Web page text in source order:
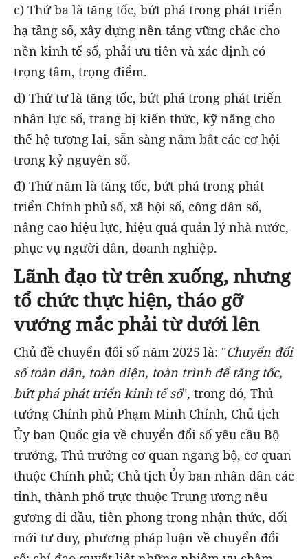
c) Thứ ba là tăng tốc, bứt phá trong phát triển
hạ tầng số, xây dựng nền tảng vững chắc cho
nền kinh tế số, phải ưu tiên và xác định có
trọng tâm, trọng điểm.
d) Thứ tư là tăng tốc, bứt phá trong phát triển
nhân lực số, trang bị kiến thức, kỹ năng cho
thế hệ tương lai, sẵn sàng nắm bắt các cơ hội
trong kỷ nguyên số.
đ) Thứ năm là tăng tốc, bứt phá trong phát
triển Chính phủ số, xã hội số, công dân số,
nâng cao hiệu lực, hiệu quả quản lý nhà nước,
phục vụ người dân, doanh nghiệp.
Lãnh đạo từ trên xuống, nhưng
tổ chức thực hiện, tháo gỡ
vướng mắc phải từ dưới lên
Chủ đề chuyển đổi số năm 2025 là: "Chuyển đổi
số toàn dân, toàn diện, toàn trình để tăng tốc,
bứt phá phát triển kinh tế số", trong đó, Thủ
tướng Chính phủ Phạm Minh Chính, Chủ tịch
Ủy ban Quốc gia về chuyển đổi số yêu cầu Bộ
trưởng, Thủ trưởng cơ quan ngang bộ, cơ quan
thuộc Chính phủ; Chủ tịch Ủy ban nhân dân các
tỉnh, thành phố trực thuộc Trung ương nêu
gương đi đầu, tiên phong trong nhận thức, đổi
mới tư duy, phương pháp luận về chuyển đổi